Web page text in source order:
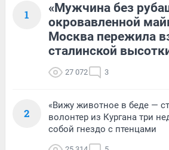
1
«Мужчина без
окровавленной
Москва пережила
сталинской
27 072 3
2
«Вижу животное в беде —
волонтер из Кургана три
собой гнездо с птенцами